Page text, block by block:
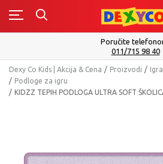
0
Poručite
011/715 98 40
Dexy Co Kids | Akcija & Cena Proizvodi
Podloge za igru
KIDZZ TEPIH PODLOGA ULTRA SOFT